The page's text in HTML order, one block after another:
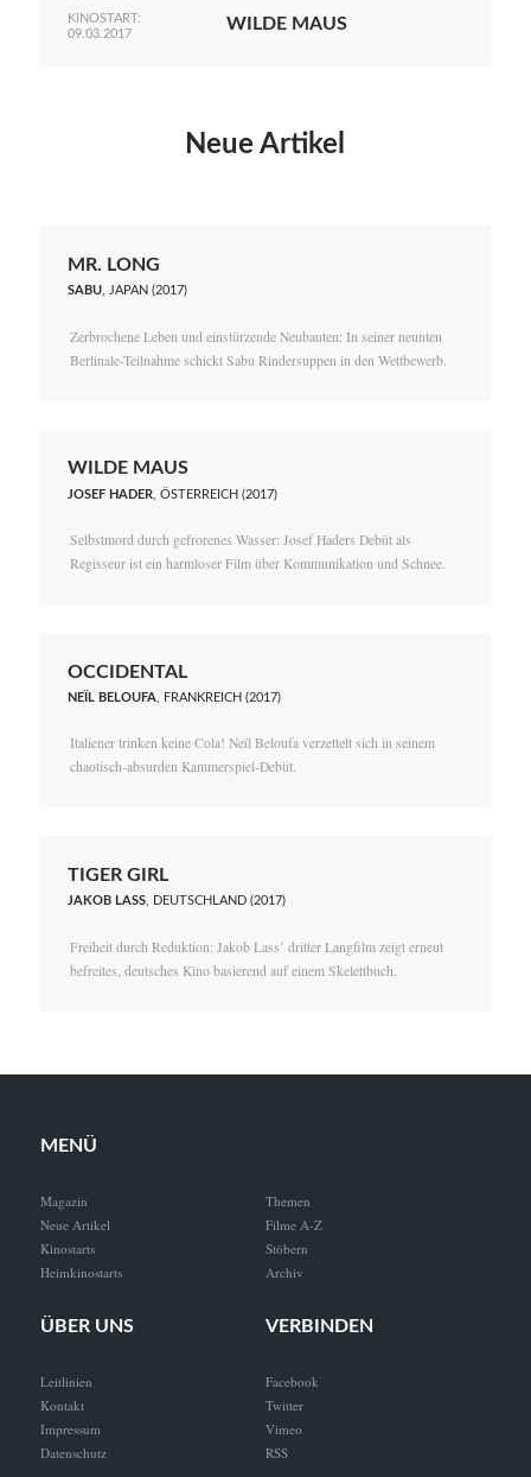
KINOSTART:
09.03.2017
WILDE MAUS
Neue Artikel
MR. LONG
SABU, JAPAN (2017)
Zerbrochene Leben und einstürzende Neubauten: In seiner neunten
Berlinale-Teilnahme schickt Sabu Rindersuppen in den Wettbewerb.
WILDE MAUS
JOSEF HADER , ÖSTERREICH (2017)
Selbstmord durch gefrorenes Wasser: Josef Haders Debüt als
Regisseur ist ein harmloser Film über Kommunikation und Schnee.
OCCIDENTAL
NEÏL BELOUFA , FRANKREICH (2017)
Italiener trinken keine Cola! Neïl Beloufa verzettelt sich in seinem
chaotisch-absurden Kammerspiel-Debüt.
TIGER GIRL
JAKOB LASS, DEUTSCHLAND (2017)
Freiheit durch Reduktion: Jakob Lass’ dritter Langfilm zeigt erneut
befreites, deutsches Kino basierend auf einem Skelettbuch.
MENÜ
Magazin
Neue Artikel
Kinostarts
Heimkinostarts
Themen
Filme A-Z
Stöbern
Archiv
ÜBER UNS
Leitlinien
Kontakt
Impressum
Datenschutz
VERBINDEN
Facebook
Twitter
Vimeo
RSS